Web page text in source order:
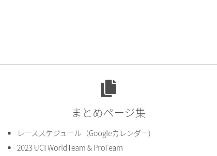
まとめページ集
レーススケジュール（Googleカレンダー)
2023 UCI WorldTeam & ProTeam